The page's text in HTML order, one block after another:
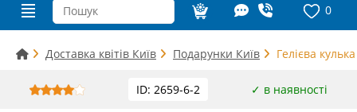
0
Доставка квітів Київ Подарунки Київ Гелієва
ID: 2659-6-2 ✓ в наявності